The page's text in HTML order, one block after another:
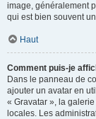
image, généralement
qui est bien souvent
Haut
Comment puis-je
Dans le panneau de
ajouter un avatar en
« Gravatar », la
locales. Les